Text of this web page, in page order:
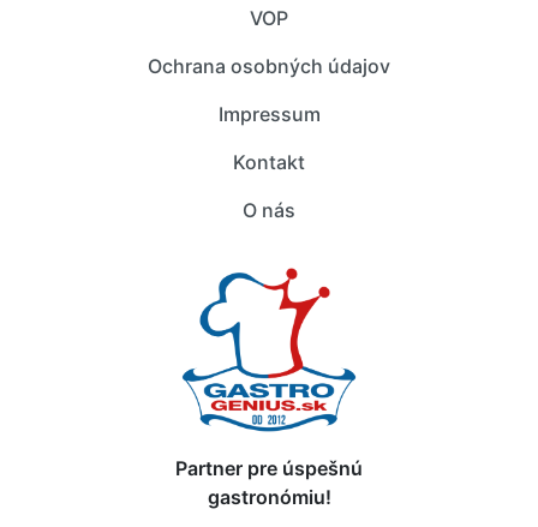
VOP
Ochrana osobných údajov
Impressum
Kontakt
O nás
Partner pre úspešnú
gastronómiu!